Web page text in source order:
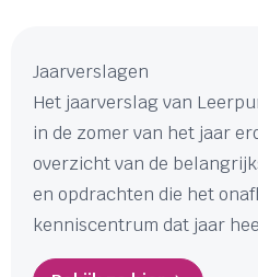
Jaarverslagen
Het jaarverslag van
in de zomer van het jaar
overzicht van de
en opdrachten die het
kenniscentrum dat jaar